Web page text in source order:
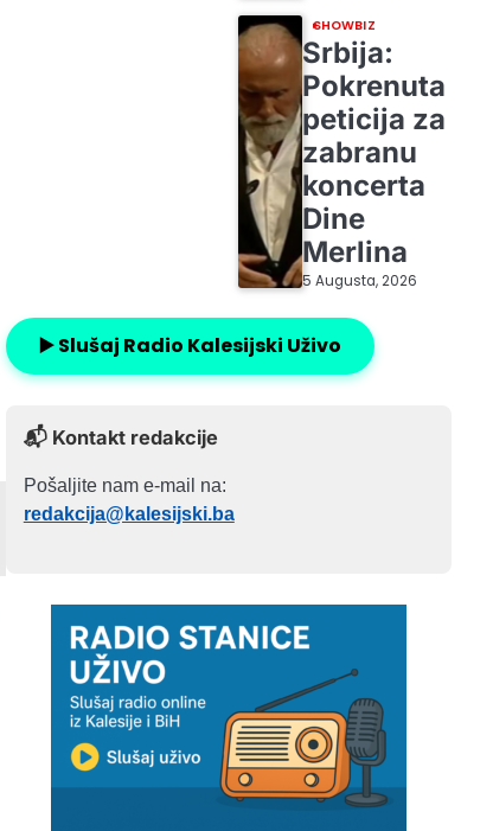
SHOWBIZ
Srbija:
Pokrenuta
peticija za
zabranu
koncerta
Dine
Merlina
5 Augusta, 2026
▶️ Slušaj Radio Kalesijski Uživo
📬 Kontakt redakcije
Pošaljite nam e-mail na:
redakcija@kalesijski.ba